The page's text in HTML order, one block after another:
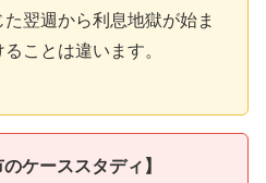
翌週から利息地獄が始ま
ことは違います。
ケーススタディ】